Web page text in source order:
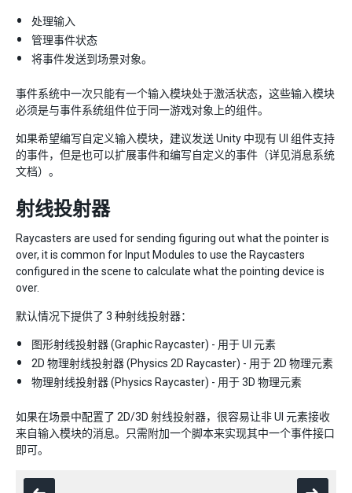
处理输入
管理事件状态
将事件发送到场景对象。
事件系统中一次只能有一个输入模块处于激活状态，这些输入模块
必须是与事件系统组件位于同一游戏对象上的组件。
如果希望编写自定义输入模块，建议发送 Unity 中现有 UI 组件支持
的事件，但是也可以扩展事件和编写自定义的事件（详见消息系统
文档）。
射线投射器
Raycasters are used for sending figuring out what the pointer is
over, it is common for Input Modules to use the Raycasters
configured in the scene to calculate what the pointing device is
over.
默认情况下提供了 3 种射线投射器：
图形射线投射器 (Graphic Raycaster) - 用于 UI 元素
2D 物理射线投射器 (Physics 2D Raycaster) - 用于 2D 物理元素
物理射线投射器 (Physics Raycaster) - 用于 3D 物理元素
如果在场景中配置了 2D/3D 射线投射器，很容易让非 UI 元素接收
来自输入模块的消息。只需附加一个脚本来实现其中一个事件接口
即可。